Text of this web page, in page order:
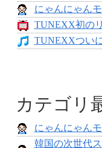
にゃんにゃん
TUNEXX初の
TUNEXXつい
カテゴリ
にゃんにゃん
韓国の次世代